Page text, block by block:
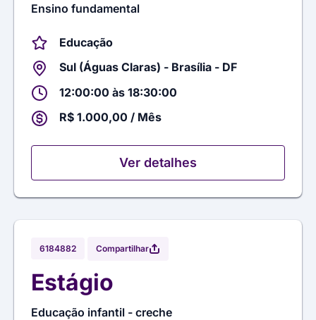
Ensino fundamental
Educação
Sul (Águas Claras) - Brasília - DF
12:00:00 às 18:30:00
R$ 1.000,00 / Mês
Ver detalhes
6184882 Compartilhar
Estágio
Educação infantil - creche